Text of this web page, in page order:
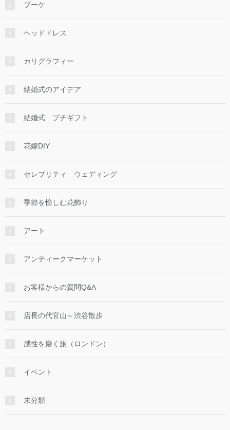
ブーケ
ヘッドドレス
カリグラフィー
結婚式のアイデア
結婚式 プチギフト
花嫁DIY
セレブリティ ウェディング
季節を愉しむ花飾り
アート
アンティークマーケット
お客様からの質問Q&A
店長の代官山～渋谷散歩
感性を磨く旅（ロンドン）
イベント
未分類